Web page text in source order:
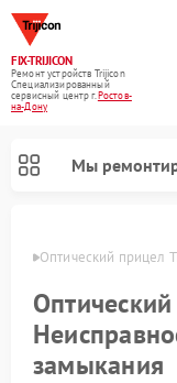
FIX-TRIJICON
Ремонт устройств Trijicon
Специализированный
cервисный центр г.Ростов-
на-Дону
Мы
Оптический прицел
замыкания